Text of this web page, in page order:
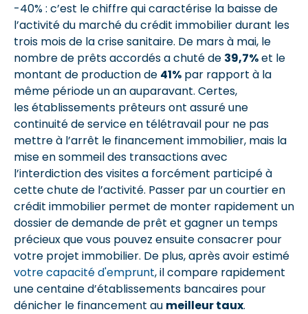
-40% : c’est le chiffre qui caractérise la baisse de
l’activité du marché du crédit immobilier durant les
trois mois de la crise sanitaire. De mars à mai, le
nombre de prêts accordés a chuté de 39,7%et le
montant de production de 41% par rapport à la
même période un an auparavant. Certes,
les établissements prêteurs ont assuré une
continuité de service en télétravail pour ne pas
mettre à l’arrêt le financement immobilier, mais la
mise en sommeil des transactions avec
l’interdiction des visites a forcément participé à
cette chute de l’activité. Passer par un courtier en
crédit immobilier permet de monter rapidement un
dossier de demande de prêt et gagner un temps
précieux que vous pouvez ensuite consacrer pour
votre projet immobilier. De plus, après avoir estimé
votre capacité d'emprunt, il compare rapidement
une centaine d’établissements bancaires pour
dénicher le financement au meilleur taux.